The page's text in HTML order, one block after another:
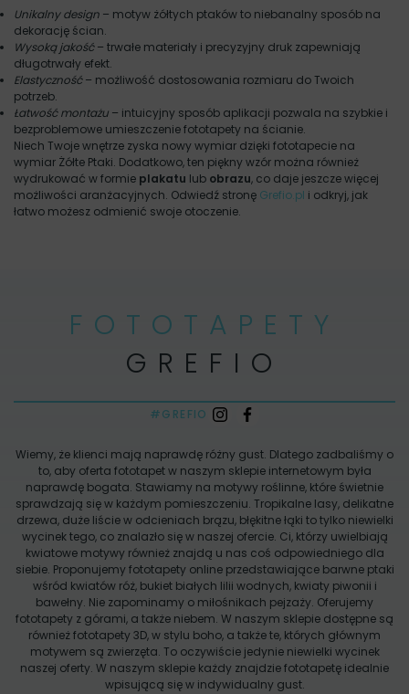
Unikalny design – motyw żółtych ptaków to niebanalny sposób na
dekorację ścian.
Wysoką jakość– trwałe materiały i precyzyjny druk zapewniają
długotrwały efekt.
Elastyczność– możliwość dostosowania rozmiaru do Twoich
potrzeb.
Łatwość montażu – intuicyjny sposób aplikacji pozwala na szybkie i
bezproblemowe umieszczenie fototapety na ścianie.
Niech Twoje wnętrze zyska nowy wymiar dzięki fototapecie na
wymiar Żółte Ptaki. Dodatkowo, ten piękny wzór można również
wydrukować w formie plakatu lub obrazu, co daje jeszcze więcej
możliwości aranżacyjnych. Odwiedź stronę Grefio.pl i odkryj, jak
łatwo możesz odmienić swoje otoczenie.
FOTOTAPETY
GREFIO
#GREFIO
Wiemy, że klienci mają naprawdę różny gust. Dlatego zadbaliśmy o
to, aby oferta fototapet w naszym sklepie internetowym była
naprawdę bogata. Stawiamy na motywy roślinne, które świetnie
sprawdzają się w każdym pomieszczeniu. Tropikalne lasy, delikatne
drzewa, duże liście w odcieniach brązu, błękitne łąki to tylko niewielki
wycinek tego, co znalazło się w naszej ofercie. Ci, którzy uwielbiają
kwiatowe motywy również znajdą u nas coś odpowiedniego dla
siebie. Proponujemy fototapety online przedstawiające barwne ptaki
wśród kwiatów róż, bukiet białych lilii wodnych, kwiaty piwonii i
bawełny. Nie zapominamy o miłośnikach pejzaży. Oferujemy
fototapety z górami, a także niebem. W naszym sklepie dostępne są
również fototapety 3D, w stylu boho, a także te, których głównym
motywem są zwierzęta. To oczywiście jedynie niewielki wycinek
naszej oferty. W naszym sklepie każdy znajdzie fototapetę idealnie
wpisującą się w indywidualny gust.